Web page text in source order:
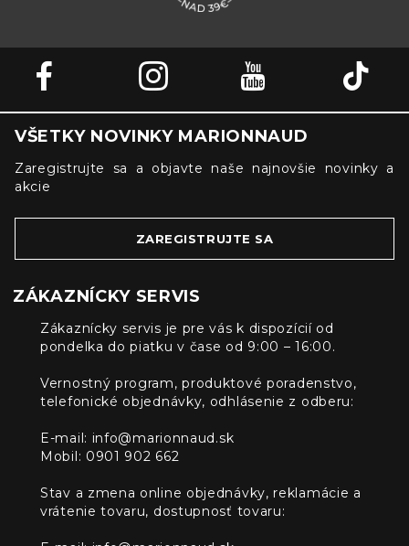
VŠETKY NOVINKY MARIONNAUD
Zaregistrujte sa a objavte naše najnovšie novinky a
akcie
ZAREGISTRUJTE SA
ZÁKAZNÍCKY SERVIS
Zákaznícky servis je pre vás k dispozícií od
pondelka do piatku v čase od 9:00 – 16:00.
Vernostný program, produktové poradenstvo,
telefonické objednávky, odhlásenie z odberu:
E-mail: info@marionnaud.sk
Mobil: 0901 902 662
Stav a zmena online objednávky, reklamácie a
vrátenie tovaru, dostupnosť tovaru: